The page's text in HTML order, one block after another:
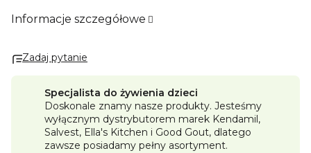
Informacje szczegółowe
Zadaj pytanie
Specjalista do żywienia dzieci
Doskonale znamy nasze produkty. Jesteśmy
wyłącznym dystrybutorem marek Kendamil,
Salvest, Ella's Kitchen i Good Gout, dlatego
zawsze posiadamy pełny asortyment.